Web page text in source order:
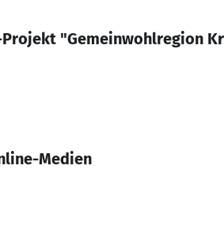
"Gemeinwohlregion
Medien